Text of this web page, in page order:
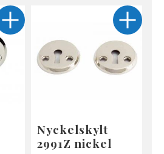
Nyckelskylt
2991Z nickel